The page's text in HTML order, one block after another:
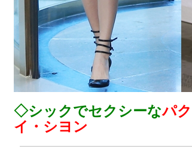
◇シックでセクシーなパ
イ・シヨン